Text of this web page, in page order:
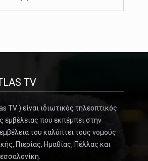
Look Past Trum ...
50 Years With Star ...
alike at Studio 8H were packed
[...]
Halt Agent Orange V ...
TV
TV ) είναι ιδιωτικός τηλεοπτικός
εμβέλειας που εκπέμπει στην
του καλύπτει τους νομούς
Πιερίας, Ημαθίας, Πέλλας και